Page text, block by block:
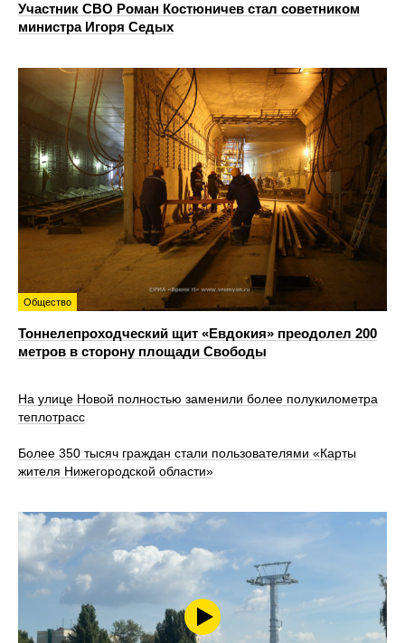
Участник СВО Роман Костюничев стал советником
министра Игоря Седых
Общество
Тоннелепроходческий щит «Евдокия» преодолел 200
метров в сторону площади Свободы
На улице Новой полностью заменили более полукилометра
теплотрасс
Более 350 тысяч граждан стали пользователями «Карты
жителя Нижегородской области»